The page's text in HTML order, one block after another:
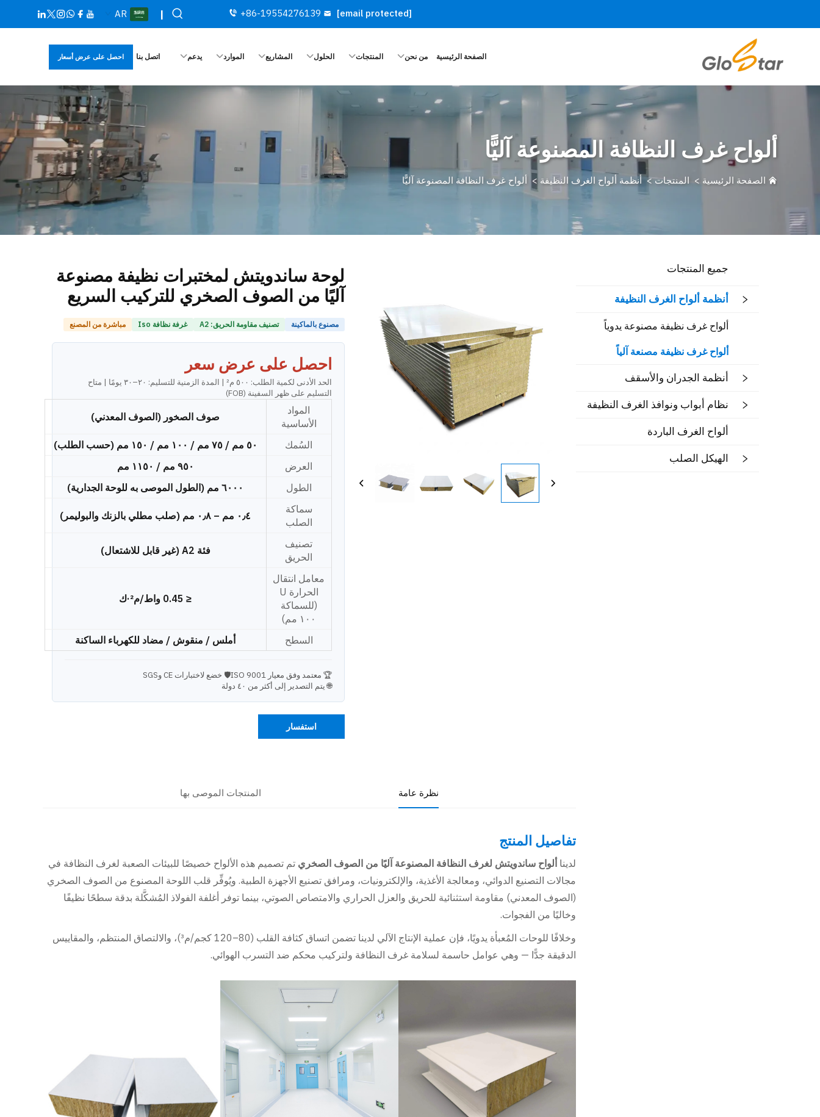
+86-19554276139 [email protected]
|
AR
الصفحة الرئيسية من نحن المنتجات الحلول المشاريع الموارد يدعم اتصل بنا احصل على عرض أسعار
ألواح غرف النظافة المصنوعة آليًّا
الصفحة الرئيسية > المنتجات> أنظمة ألواح الغرف النظيفة > ألواح غرف النظافة المصنوعة آليًّا
جميع المنتجات
أنظمة ألواح الغرف النظيفة
ألواح غرف نظيفة مصنوعة يدوياً
ألواح غرف نظيفة مصنعة آلياً
أنظمة الجدران والأسقف
نظام أبواب ونوافذ الغرف النظيفة
ألواح الغرف الباردة
الهيكل الصلب
لوحة ساندويتش لمختبرات نظيفة مصنوعة
آليًا من الصوف الصخري للتركيب السريع
مصنوع بالماكينة تصنيف مقاومة الحريق: A2 غرفة نظافة Iso مباشرة من المصنع
احصل على عرض سعر
الحد الأدنى لكمية الطلب: ٥٠٠ م² | المدة الزمنية للتسليم: ٢٠–٣٠ يومًا | متاح
التسليم على ظهر السفينة (FOB)
المواد
الأساسية
صوف الصخور (الصوف المعدني)
السُمك
٥٠ مم / ٧٥ مم / ١٠٠ مم / ١٥٠ مم (حسب الطلب)
العرض
٩٥٠ مم / ١١٥٠ مم
الطول
٦٠٠٠ مم (الطول الموصى به للوحة الجدارية)
سماكة
الصلب
٠٫٤ مم – ٠٫٨ مم (صلب مطلي بالزنك والبوليمر)
تصنيف
الحريق
فئة A2 (غير قابل للاشتعال)
معامل انتقال
الحرارة U
(للسماكة
١٠٠ مم)
≤ 0.45 واط/م²·ك
السطح أملس / منقوش / مضاد للكهرباء الساكنة
🏆 معتمد وفق معيار ISO 9001
🛡 خضع لاختبارات CE وSGS
🌐 يتم التصدير إلى أكثر من ٤٠ دولة
استفسار
نظرة عامة المنتجات الموصى بها
تفاصيل المنتج
لدينا ألواح ساندويتش لغرف النظافة المصنوعة آليًا من الصوف الصخري تم تصميم هذه الألواح خصيصًا للبيئات الصعبة لغرف النظافة في
مجالات التصنيع الدوائي، ومعالجة الأغذية، والإلكترونيات، ومرافق تصنيع الأجهزة الطبية. ويُوفِّر قلب اللوحة المصنوع من الصوف الصخري
(الصوف المعدني) مقاومة استثنائية للحريق والعزل الحراري والامتصاص الصوتي، بينما توفر أغلفة الفولاذ المُشكَّلة بدقة سطحًا نظيفًا
وخاليًا من الفجوات.
وخلافًا للوحات المُعبأة يدويًا، فإن عملية الإنتاج الآلي لدينا تضمن اتساق كثافة القلب (80–120 كجم/م³)، والالتصاق المنتظم، والمقاييس
الدقيقة جدًّا — وهي عوامل حاسمة لسلامة غرف النظافة ولتركيب محكم ضد التسرب الهوائي.